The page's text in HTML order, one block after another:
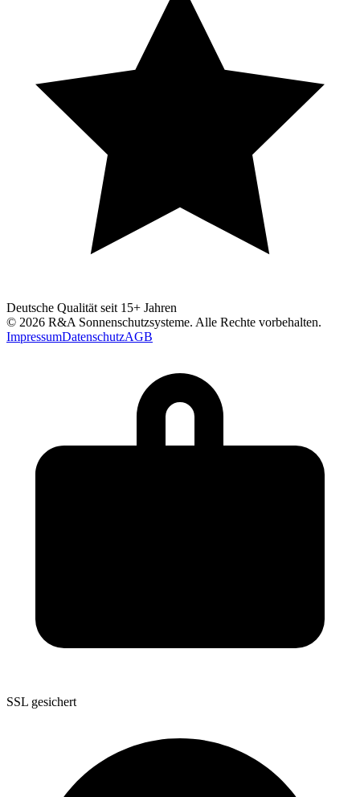
Deutsche Qualität seit 15+ Jahren
© 2026 R&A Sonnenschutzsysteme. Alle Rechte vorbehalten.
ImpressumDatenschutzAGB
SSL gesichert